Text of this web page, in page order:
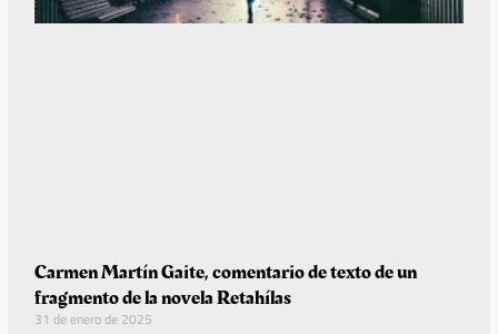
Carmen Martín Gaite, comentario de texto de un
fragmento de la novela Retahílas
31 de enero de 2025